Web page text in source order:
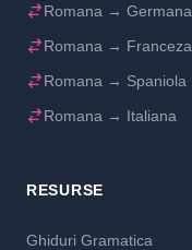
Romana → Germana
Romana → Franceza
Romana → Spaniola
Romana → Italiana
RESURSE
Ghiduri Gramatica